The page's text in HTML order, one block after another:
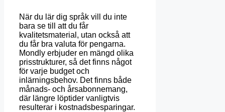
När du lär dig språk vill du inte
bara se till att du får
kvalitetsmaterial, utan också att
du får bra valuta för pengarna.
Mondly erbjuder en mängd olika
prisstrukturer, så det finns något
för varje budget och
inlärningsbehov. Det finns både
månads- och årsabonnemang,
där längre löptider vanligtvis
resulterar i kostnadsbesparingar.